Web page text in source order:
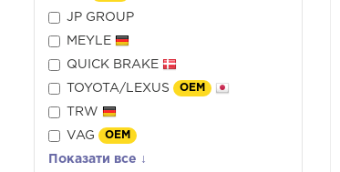
JP GROUP
MEYLE
QUICK BRAKE
TOYOTA/LEXUS OEM
TRW
VAG OEM
Показати все ↓